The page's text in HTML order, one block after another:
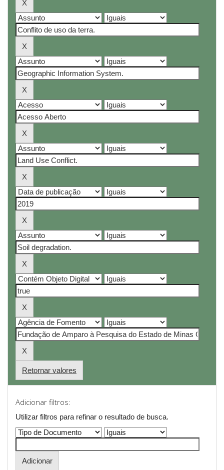
Retornar valores
Adicionar filtros:
Utilizar filtros para refinar o resultado de busca.